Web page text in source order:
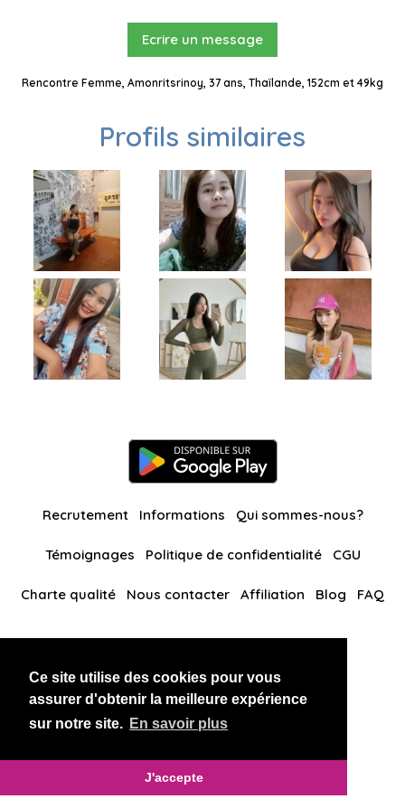
Ce site utilise des cookies pour vous
assurer d'obtenir la meilleure expérience
sur notre site. En savoir plus
J'accepte
Ecrire un message
Rencontre Femme, Amonritsrinoy, 37 ans, Thaïlande, 152cm et 49kg
Profils similaires
Recrutement Informations Qui sommes-nous?
Témoignages Politique de confidentialité CGU
Charte qualité Nous contacter Affiliation Blog FAQ
BlackAndBeauties RussianKisses